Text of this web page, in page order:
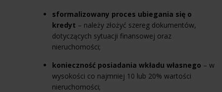
sformalizowany proces ubiegania się o
kredyt – należy złożyć szereg dokumentów,
dotyczących sytuacji finansowej oraz
nieruchomości;
konieczność posiadania wkładu własnego – w
wysokości co najmniej 10 lub 20% wartości
nieruchomości;